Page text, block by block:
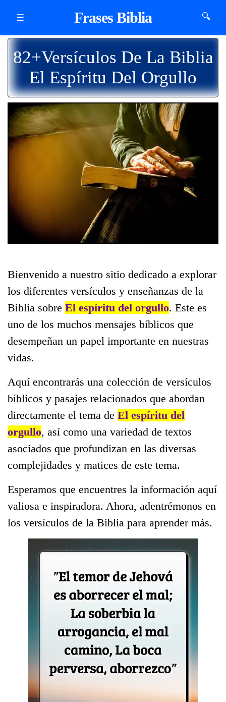
☰ Frases Biblia 🔍
82+Versículos De La Biblia
El Espíritu Del Orgullo
Bienvenido a nuestro sitio dedicado a explorar
los diferentes versículos y enseñanzas de la
Biblia sobre El espíritu del orgullo. Este es
uno de los muchos mensajes bíblicos que
desempeñan un papel importante en nuestras
vidas.
Aquí encontrarás una colección de versículos
bíblicos y pasajes relacionados que abordan
directamente el tema de El espíritu del
orgullo, así como una variedad de textos
asociados que profundizan en las diversas
complejidades y matices de este tema.
Esperamos que encuentres la información aquí
valiosa e inspiradora. Ahora, adentrémonos en
los versículos de la Biblia para aprender más.